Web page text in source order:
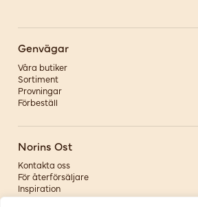
Genvägar
Våra butiker
Sortiment
Provningar
Förbeställ
Norins Ost
Kontakta oss
För återförsäljare
Inspiration
Om oss